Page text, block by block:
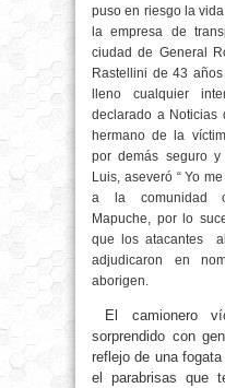
puso en riesgo la
la empresa de
ciudad de General
Rastellini de 43
lleno cualquier
declarado a Noticias
hermano de la
por demás seguro
Luis, aseveró “ Yo
a la comunidad o
Mapuche, por lo
que los atacantes
adjudicaron en
aborigen.
El camionero
sorprendido con
reflejo de una
el parabrisas que